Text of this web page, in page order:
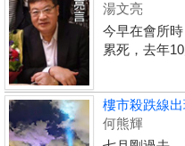
湯文亮
今早在會所
累死，去年
樓市殺跌線出
何熊輝